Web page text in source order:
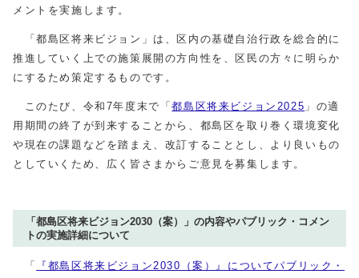
メントを実施します。
「都島区将来ビジョン」は、区内の基礎自治行政を総合的に
推進していく上での施策展開の方向性を、区民の方々に明らか
にするため策定するものです。
このたび、令和7年度末で「都島区将来ビジョン2025 」の適
用期間の終了が到来することから、都島区を取り巻く環境変化
や現在の課題などを踏まえ、改訂することとし、より良いもの
としていくため、広く皆さまからご意見を募集します。
「都島区将来ビジョン2030（案）」の内容やパブリック・コメン
トの実施詳細について
「
『都島区将来ビジョン2030（案）』についてパブリック・